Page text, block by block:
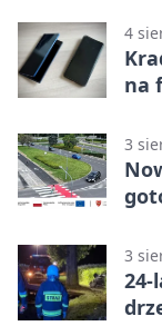
4
na
3
3
24-